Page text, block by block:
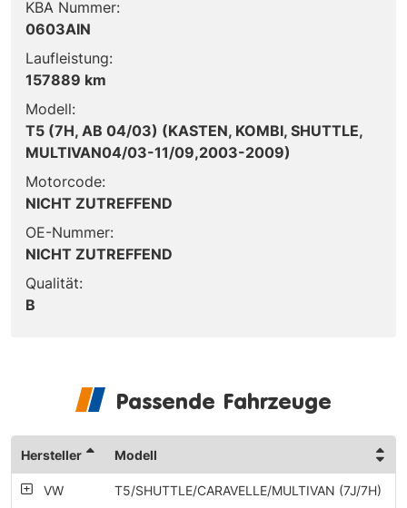
KBA Nummer:
0603AIN
Laufleistung:
157889 km
Modell:
T5 (7H, AB 04/03) (KASTEN, KOMBI, SHUTTLE,
MULTIVAN04/03-11/09,2003-2009)
Motorcode:
NICHT ZUTREFFEND
OE-Nummer:
NICHT ZUTREFFEND
Qualität:
B
Passende Fahrzeuge
Hersteller Modell
VW T5/SHUTTLE/CARAVELLE/MULTIVAN (7J/7H)